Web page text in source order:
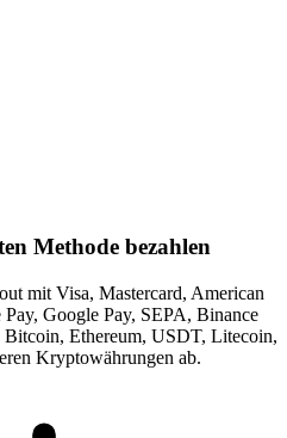
Methode bezahlen
mit Visa, Mastercard, American
Google Pay, SEPA, Binance
Ethereum, USDT, Litecoin,
Kryptowährungen ab.